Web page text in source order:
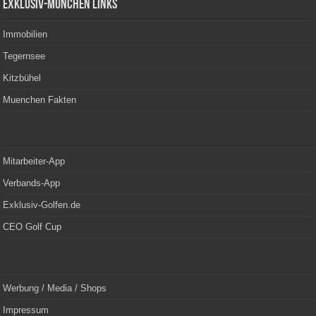
Exklusiv-München Links
Immobilien
Tegernsee
Kitzbühel
Muenchen Fakten
Mitarbeiter-App
Verbands-App
Exklusiv-Golfen.de
CEO Golf Cup
Werbung / Media / Shops
Impressum